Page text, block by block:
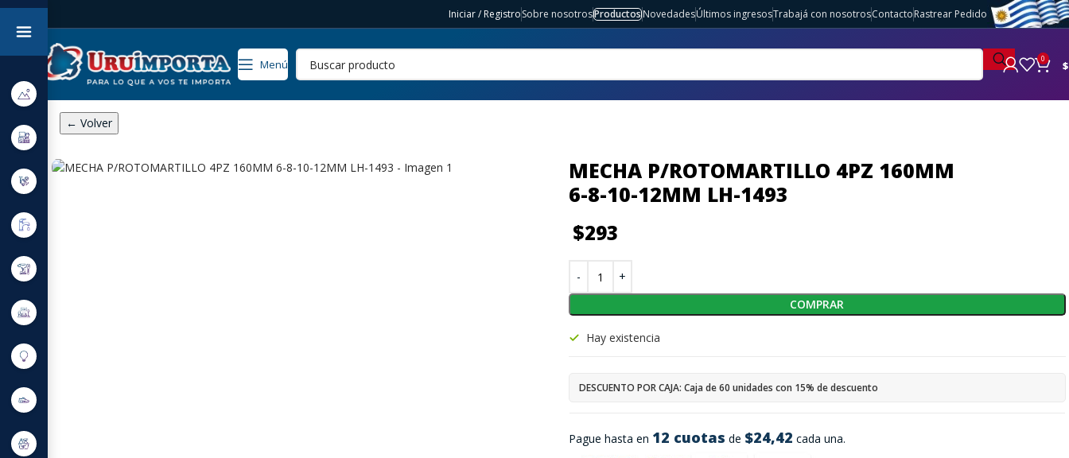
Iniciar / RegistroSobre nosotrosProductosNovedadesÚltimos ingresosTrabajá con nosotrosContactoRastrear Pedido
Menú 0 $
← Volver
MECHA P/ROTOMARTILLO 4PZ 160MM
6-8-10-12MM LH-1493
$293
Pague hasta en 12 cuotas de $24,42 cada una.
Hay existencia
DESCUENTO POR CAJA: Caja de 60 unidades con 15% de descuento
COMPRAR